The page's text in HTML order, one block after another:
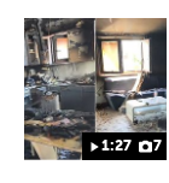
1:27 7